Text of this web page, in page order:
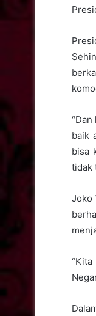
baik
bisa
tidak
Joko